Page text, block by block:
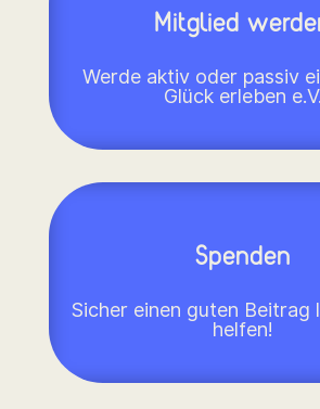
Mitglied
Werde aktiv oder passiv
Glück erleben e.V.
Spenden
Sicher einen guten Beitrag
helfen!